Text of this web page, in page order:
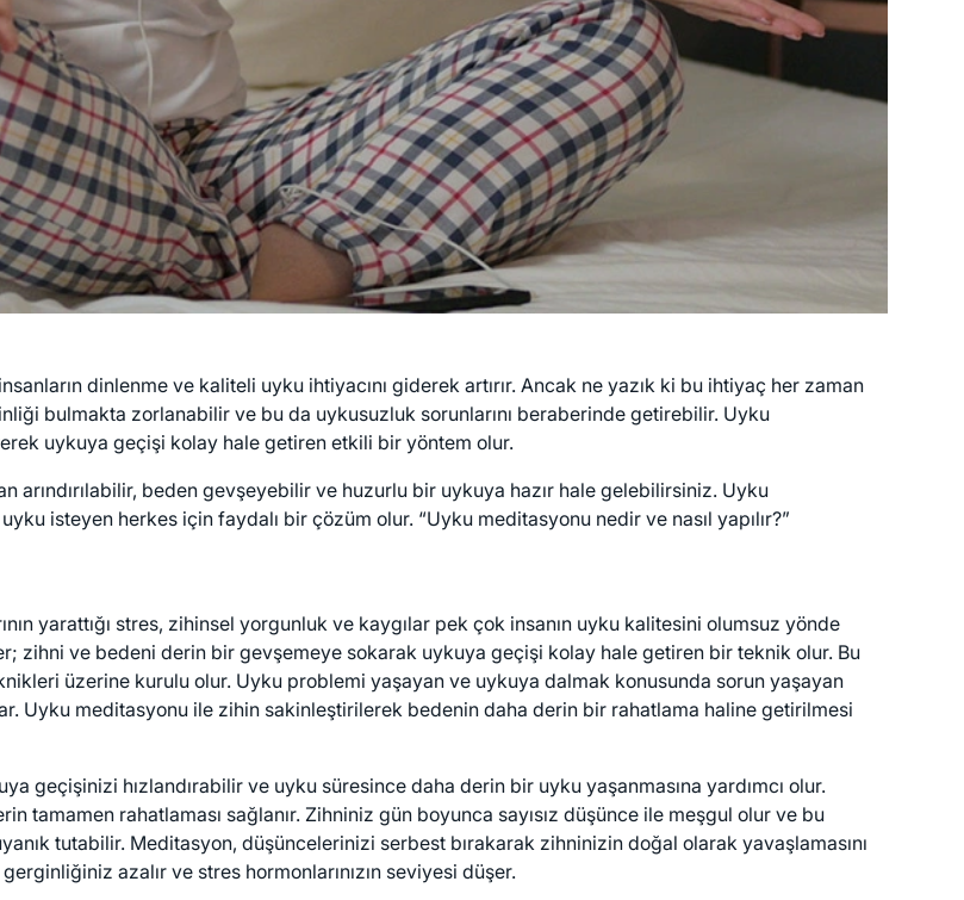
dinlenme ve kaliteli uyku ihtiyacını giderek artırır. Ancak ne yazık ki bu ihtiyaç her zaman
bulmakta zorlanabilir ve bu da uykusuzluk sorunlarını beraberinde getirebilir. Uyku
uykuya geçişi kolay hale getiren etkili bir yöntem olur.
arındırılabilir, beden gevşeyebilir ve huzurlu bir uykuya hazır hale gelebilirsiniz. Uyku
isteyen herkes için faydalı bir çözüm olur. “Uyku meditasyonu nedir ve nasıl yapılır?”
yarattığı stres, zihinsel yorgunluk ve kaygılar pek çok insanın uyku kalitesini olumsuz yönde
zihni ve bedeni derin bir gevşemeye sokarak uykuya geçişi kolay hale getiren bir teknik olur. Bu
üzerine kurulu olur. Uyku problemi yaşayan ve uykuya dalmak konusunda sorun yaşayan
Uyku meditasyonu ile zihin sakinleştirilerek bedenin daha derin bir rahatlama haline getirilmesi
geçişinizi hızlandırabilir ve uyku süresince daha derin bir uyku yaşanmasına yardımcı olur.
tamamen rahatlaması sağlanır. Zihniniz gün boyunca sayısız düşünce ile meşgul olur ve bu
tutabilir. Meditasyon, düşüncelerinizi serbest bırakarak zihninizin doğal olarak yavaşlamasını
azalır ve stres hormonlarınızın seviyesi düşer.